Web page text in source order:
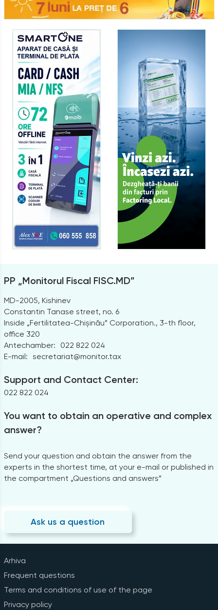
PP „Monitorul Fiscal FISC.MD”
MD-2005, Kishinev
Constantin Tanase street, no. 6
Inside „Fertilitatea-Chișinău” Corporation., 3-th floor,
office 320
Antechamber:
022 822 024
E-mail: secretariat@monitor.tax
Support and Contact Center:
022 822 024
You want to obtain an operative and complex
answer?
Send your question and obtain the answer from the
experts in the shortest time, at your e-mail or published in
the compartment „Questions and answers”
Ask us a question
Arhiva
Frequent questions
Terms and conditions of use of the page
Privacy policy